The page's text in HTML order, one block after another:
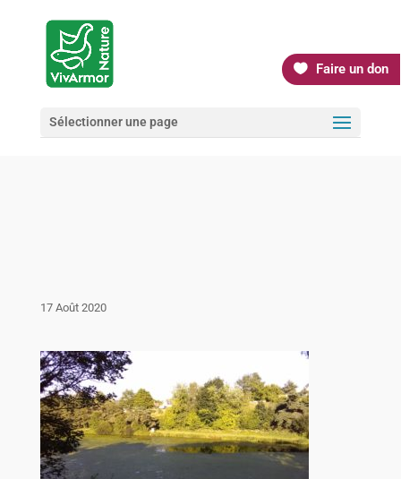
Faire un don
Sélectionner une page
17 Août 2020